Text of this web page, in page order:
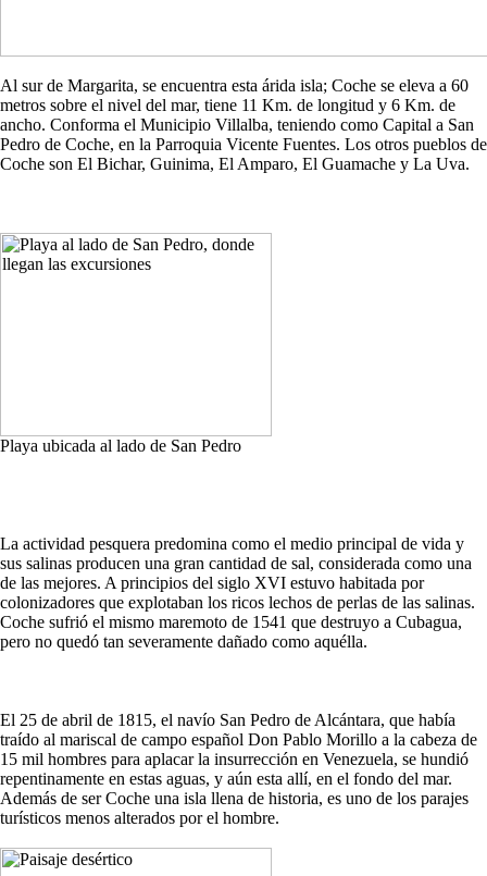
Al sur de Margarita, se encuentra esta árida isla; Coche se eleva a 60
metros sobre el nivel del mar, tiene 11 Km. de longitud y 6 Km. de
ancho. Conforma el Municipio Villalba, teniendo como Capital a San
Pedro de Coche, en la Parroquia Vicente Fuentes. Los otros pueblos de
Coche son El Bichar, Guinima, El Amparo, El Guamache y La Uva.
Playa ubicada al lado de San Pedro
La actividad pesquera predomina como el medio principal de vida y
sus salinas producen una gran cantidad de sal, considerada como una
de las mejores. A principios del siglo XVI estuvo habitada por
colonizadores que explotaban los ricos lechos de perlas de las salinas.
Coche sufrió el mismo maremoto de 1541 que destruyo a Cubagua,
pero no quedó tan severamente dañado como aquélla.
El 25 de abril de 1815, el navío San Pedro de Alcántara, que había
traído al mariscal de campo español Don Pablo Morillo a la cabeza de
15 mil hombres para aplacar la insurrección en Venezuela, se hundió
repentinamente en estas aguas, y aún esta allí, en el fondo del mar.
Además de ser Coche una isla llena de historia, es uno de los parajes
turísticos menos alterados por el hombre.